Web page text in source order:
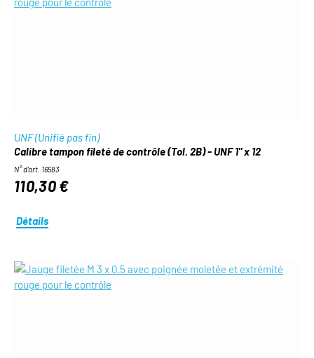
UNF (Unifié pas fin)
Calibre tampon fileté de contrôle (Tol. 2B) - UNF 1" x 12
N° d'art. 16583
110,30 €
Détails